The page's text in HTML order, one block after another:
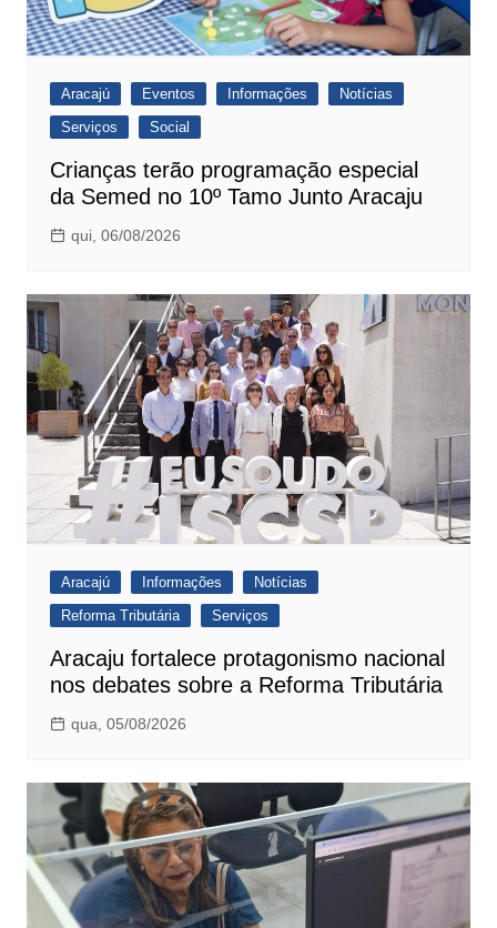
Aracajú Eventos Informações
Notícias
Serviços
Social
Crianças terão programação especial
da Semed no 10º Tamo Junto Aracaju
qui, 06/08/2026
Aracajú Informações
Notícias
Reforma Tributária
Serviços
Aracaju fortalece protagonismo nacional
nos debates sobre a Reforma Tributária
qua, 05/08/2026